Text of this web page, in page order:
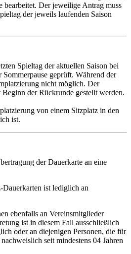
bearbeitet. Der jeweilige Antrag muss
der jeweils laufenden Saison
Spieltag der aktuellen Saison bei
geprüft. Während der
nicht möglich. Der
der Rückrunde gestellt werden.
von einem Sitzplatz in den
ist.
der Dauerkarte an eine
ist lediglich an
ebenfalls an Vereinsmitglieder
ist in diesem Fall ausschließlich
oder an diejenigen Personen, die für
seit mindestens 04 Jahren